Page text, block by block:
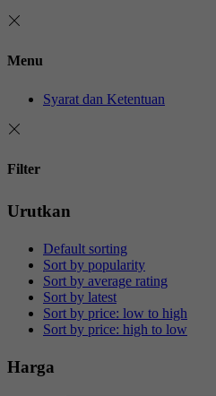
Menu
Syarat dan Ketentuan
Filter
Urutkan
Default sorting
Sort by popularity
Sort by average rating
Sort by latest
Sort by price: low to high
Sort by price: high to low
Harga